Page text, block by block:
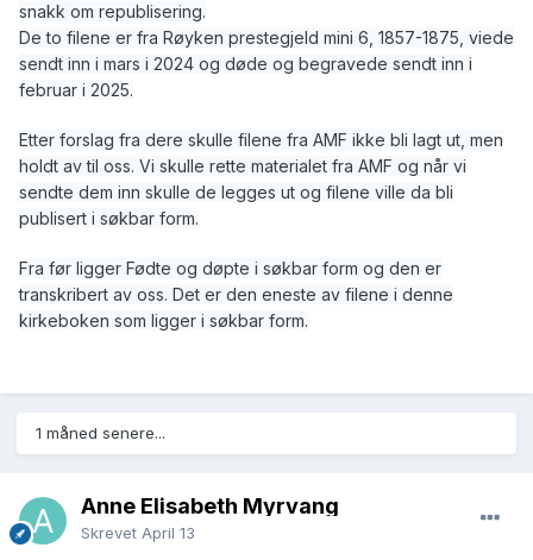
snakk om republisering.
De to filene er fra Røyken prestegjeld mini 6, 1857-1875 viede
sendt inn i mars i 2024 og døde og begravede sendt inn i
februar i 2025.
Etter forslag fra dere skulle filene fra AMF ikke bli lagt ut, men
holdt av til oss. Vi skulle rette materialet fra AMF og når vi
sendte dem inn skulle de legges ut og filene ville da bli
publisert i søkbar form.
Fra før ligger Fødte og døpte i søkbar form og den er
transkribert av oss. Det er den eneste av filene i denne
kirkeboken som ligger i søkbar form.
1 måned senere...
Anne Elisabeth Myrvang
Skrevet April 13